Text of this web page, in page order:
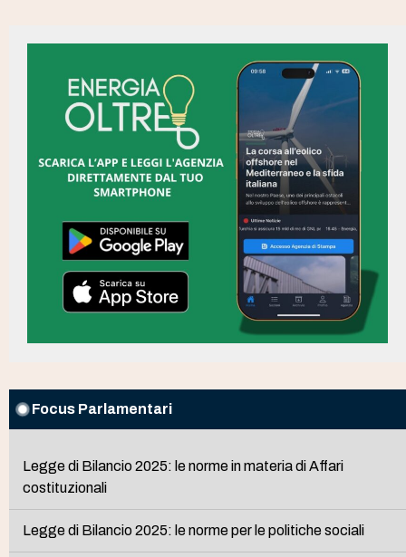
Focus Parlamentari
Legge di Bilancio 2025: le norme in materia di Affari
costituzionali
Legge di Bilancio 2025: le norme per le politiche sociali